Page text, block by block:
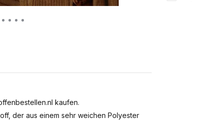
kaufen.
der aus einem sehr weichen Polyester